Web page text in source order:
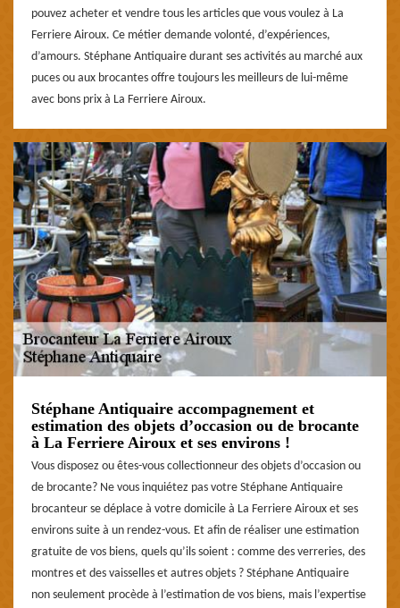
pouvez acheter et vendre tous les articles que vous voulez à La
Ferriere Airoux. Ce métier demande volonté, d’expériences,
d’amours. Stéphane Antiquaire durant ses activités au marché aux
puces ou aux brocantes offre toujours les meilleurs de lui-même
avec bons prix à La Ferriere Airoux.
Stéphane Antiquaire accompagnement et
estimation des objets d’occasion ou de brocante
à La Ferriere Airoux et ses environs !
Vous disposez ou êtes-vous collectionneur des objets d’occasion ou
de brocante? Ne vous inquiétez pas votre Stéphane Antiquaire
brocanteur se déplace à votre domicile à La Ferriere Airoux et ses
environs suite à un rendez-vous. Et afin de réaliser une estimation
gratuite de vos biens, quels qu’ils soient : comme des verreries, des
montres et des vaisselles et autres objets ? Stéphane Antiquaire
non seulement procède à l’estimation de vos biens, mais l’expertise